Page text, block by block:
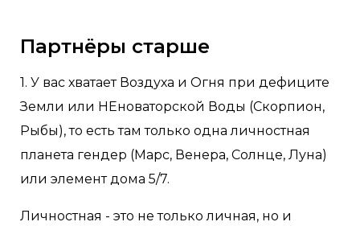
Партнёры старше
1. У вас хватает Воздуха и Огня при дефиците
Земли или НЕноваторской Воды (Скорпион,
Рыбы), то есть там только одна личностная
планета гендер (Марс, Венера, Солнце, Луна)
или элемент дома 5/7.
Личностная - это не только личная, но и